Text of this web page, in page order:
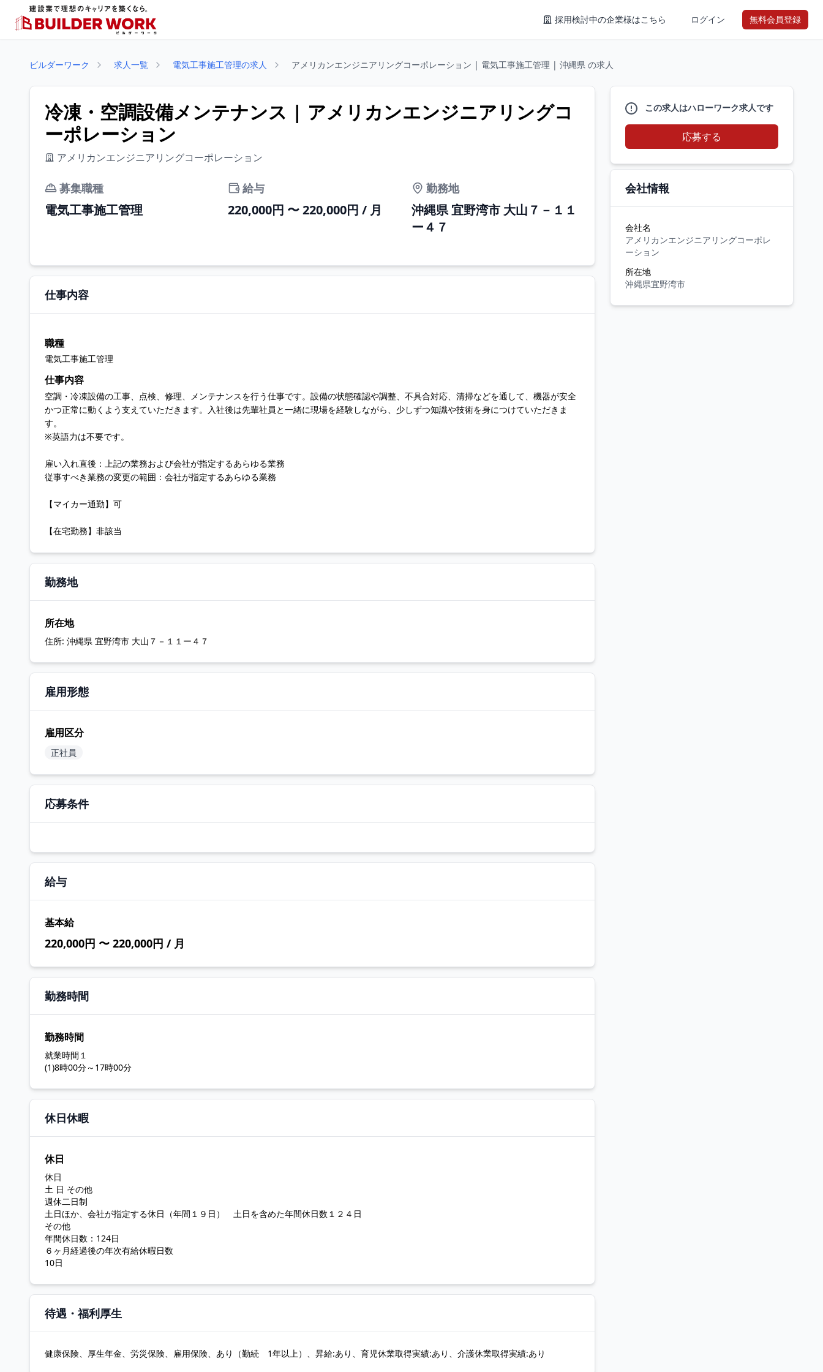
採用検討中の企業様はこちら ログイン 無料会員登録
ビルダーワーク 求人一覧 電気工事施工管理の求人 アメリカンエンジニアリングコーポレーション | 電気工事施工管理 | 沖縄県 の求人
冷凍・空調設備メンテナンス | アメリカンエンジニアリングコ
ーポレーション
アメリカンエンジニアリングコーポレーション
募集職種
電気工事施工管理
給与
220,000円 〜 220,000円 / 月
勤務地
沖縄県 宜野湾市 大山７－１１
ー４７
仕事内容
職種
電気工事施工管理
仕事内容
空調・冷凍設備の工事、点検、修理、メンテナンスを行う仕事です。設備の状態確認や調整、不具合対応、清掃などを通して、機器が安全
かつ正常に動くよう支えていただきます。入社後は先輩社員と一緒に現場を経験しながら、少しずつ知識や技術を身につけていただきま
す。
※英語力は不要です。
雇い入れ直後：上記の業務および会社が指定するあらゆる業務
従事すべき業務の変更の範囲：会社が指定するあらゆる業務
【マイカー通勤】可
【在宅勤務】非該当
勤務地
所在地
住所: 沖縄県 宜野湾市 大山７－１１ー４７
雇用形態
雇用区分
正社員
応募条件
給与
基本給
220,000円 〜 220,000円 / 月
勤務時間
勤務時間
就業時間１
(1)8時00分～17時00分
休日休暇
休日
休日
土 日 その他
週休二日制
土日ほか、会社が指定する休日（年間１９日） 土日を含めた年間休日数１２４日
その他
年間休日数：124日
６ヶ月経過後の年次有給休暇日数
10日
待遇・福利厚生
健康保険、厚生年金、労災保険、雇用保険、あり（勤続 1年以上）、昇給:あり、育児休業取得実績:あり、介護休業取得実績:あり
この求人はハローワーク求人です
応募する
会社情報
会社名
アメリカンエンジニアリングコーポレ
ーション
所在地
沖縄県宜野湾市